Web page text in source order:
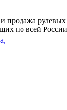
продажа рулевых
по всей России